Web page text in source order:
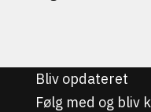
Bliv opdateret
Følg med og bliv